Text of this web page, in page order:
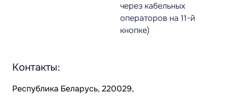
через кабельных
операторов на 11-й
кнопке)
Контакты:
Республика Беларусь, 220029,